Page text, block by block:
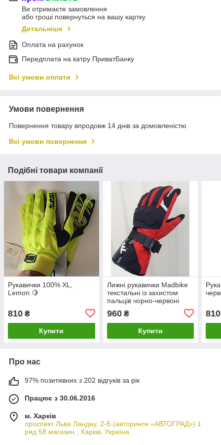
Ви отримаєте замовлення
або гроші повернуться на вашу картку
Детальніше
Оплата на рахунок
Передплата на катру ПриватБанку
Всі умови оплати
Умови повернення
Повернення товару впродовж 14 днів за домовленістю
Всі умови повернення
Подібні товари компанії
Рукавички 100% XL,
Lemon 🍋
810 ₴
Купити
Лижні рукавички Madbike
текстильні із захистом
пальців чорно-червоні
960₴
Купити
810
Про нас
97% позитивних з 202 відгуків за рік
Працює з 30.06.2016
м. Харків
проспект Льва Ландау, 2-Б (авторинок «АВТОГРАД») 1
ряд 58 магазин., Харків, Україна